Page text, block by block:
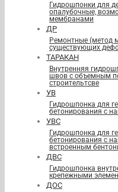
Гидрошпонки для
опалубочные,
мембранами
ДР
Ремонтные (метод
существующих
ТАРАКАН
Внутренняя
швов с объемным
строительтсве
УВ
Гидрошпонка для
бетонирования с
УВС
Гидрошпонка для
бетонирования с
встроенным
ДВС
Гидрошпонка
крепежными
ДОС